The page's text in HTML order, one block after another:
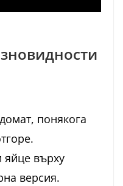
понякога
яйце върху
версия.